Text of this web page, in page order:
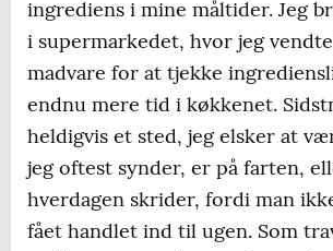
ingrediens i mine måltider. Jeg
i supermarkedet, hvor jeg
madvare for at tjekke
endnu mere tid i køkkenet.
heldigvis et sted, jeg elsker at
jeg oftest synder, er på farten,
hverdagen skrider, fordi man
fået handlet ind til ugen. Som